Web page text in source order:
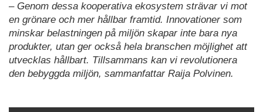
– Genom dessa kooperativa ekosystem strävar vi mot
en grönare och mer hållbar framtid. Innovationer som
minskar belastningen på miljön skapar inte bara nya
produkter, utan ger också hela branschen möjlighet att
utvecklas hållbart. Tillsammans kan vi revolutionera
den bebyggda miljön, sammanfattar Raija Polvinen.